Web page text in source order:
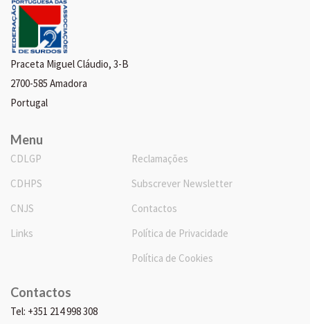
Praceta Miguel Cláudio, 3-B
2700-585 Amadora
Portugal
Menu
CDLGP
CDHPS
CNJS
Links
Reclamações
Subscrever Newsletter
Contactos
Política de Privacidade
Política de Cookies
Contactos
Tel: +351 214 998 308